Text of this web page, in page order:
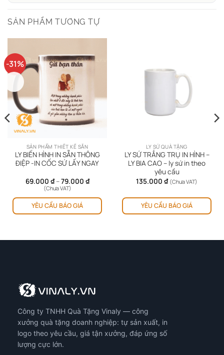
SẢN PHẨM TƯƠNG TỰ
-31%
SẢN PHẨM THIẾT KẾ SẴN
LY BIẾN HÌNH IN SẴN THÔNG
ĐIỆP -IN CỐC SỨ LẤY NGAY
69.000 ₫ –79.000 ₫Khoảng
69.000 ₫
79.000 ₫
(Chưa VAT)
YÊU CẦU BÁO GIÁ
nhiều
thể
được
chọn
LY SỨ QUÀ TẶNG
LY SỨ TRẮNG TRỤ IN HÌNH –
LY BIA CAO – ly sứ in theo
yêu cầu
135.000 ₫ (Chưa VAT)
YÊU CẦU BÁO GIÁ
Công ty TNHH Quà Tặng Vinaly — công
xưởng quà tặng doanh nghiệp: tự sản xuất, in
logo theo yêu cầu, giá tận xưởng, đáp ứng số
lượng cực lớn.